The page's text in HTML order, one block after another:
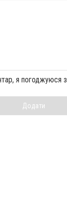
я погоджуюся з
Додати